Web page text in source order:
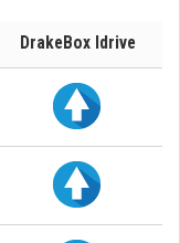
DrakeBox Idrive